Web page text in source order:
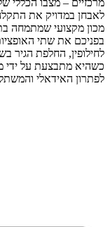
מרכזיים – מצבו הכללי
לאבחן במדויק את
מכון מקצועי שמתמחה
בפניכם את שתי
לחילופין, החלפת הגיר
כשהיא מתבצעת על ידי
לפתרון האידאלי